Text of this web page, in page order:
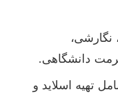
نگارشی،
دانشگاهی.
تهیه اسلاید و